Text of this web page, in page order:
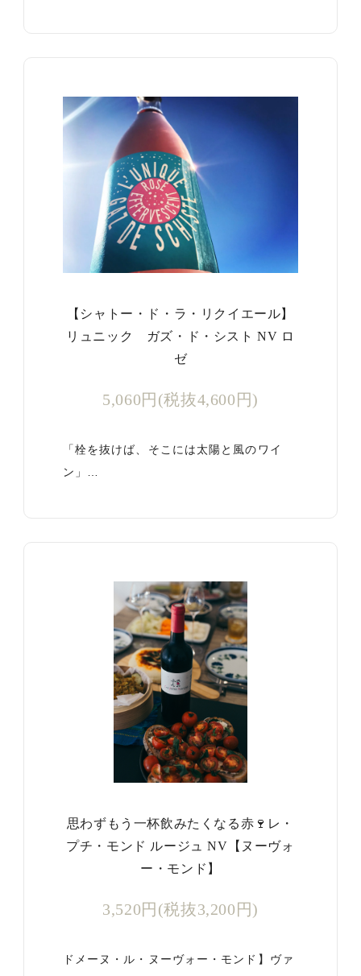
【シャトー・ド・ラ・リクイエール】
リュニック ガズ・ド・シスト NV ロ
ゼ
5,060円(税抜4,600円)
「栓を抜けば、そこには太陽と風のワイ
ン」…
思わずもう一杯飲みたくなる赤🍷レ・
プチ・モンド ルージュ NV【ヌーヴォ
ー・モンド】
3,520円(税抜3,200円)
ドメーヌ・ル・ヌーヴォー・モンド】ヴァ